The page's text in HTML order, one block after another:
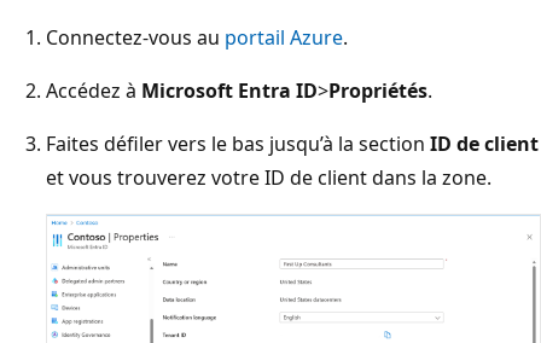
Connectez-vous au portail Azure.
Accédez à Microsoft Entra ID>Propriétés.
Faites défiler vers le bas jusqu’à la section ID de client
et vous trouverez votre ID de client dans la zone.